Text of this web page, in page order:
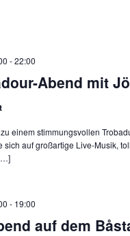
Abend mit
-22:00
einem stimmungsvollen
sich auf großartige Live-Musik,
auf dem
- 19:00